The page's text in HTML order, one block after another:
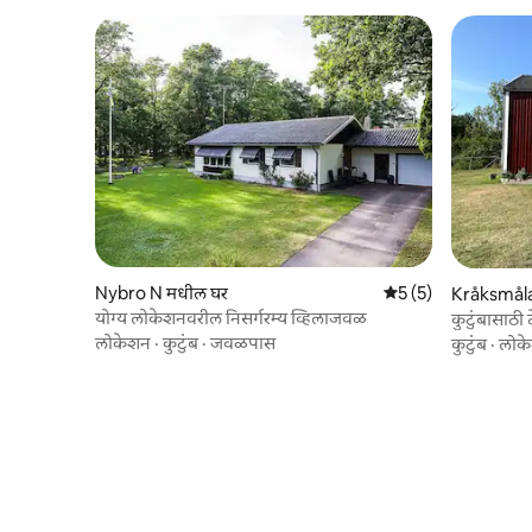
Nybro N मधील घर 5 पैकी 5 सरासरी
5 (5)
योग्य लोकेशनवरील निसर्गरम्य व्हिलाजवळ
लोकेशन ·कुटुंब·जवळपास
कुटुंबासाठी
कुटुंब·